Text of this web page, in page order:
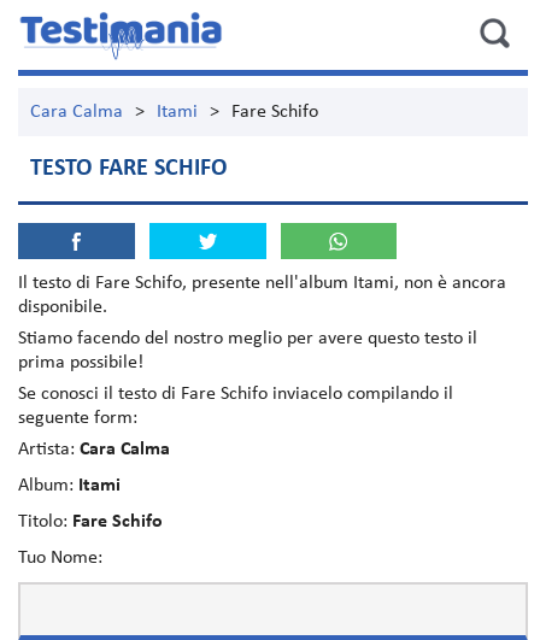
Cara Calma > Itami > Fare Schifo
TESTO FARE SCHIFO
Il testo di Fare Schifo, presente nell'album Itami, non è ancora
disponibile.
Stiamo facendo del nostro meglio per avere questo testo il
prima possibile!
Se conosci il testo di Fare Schifo inviacelo compilando il
seguente form:
Artista: Cara Calma
Album: Itami
Titolo: Fare Schifo
Tuo Nome: